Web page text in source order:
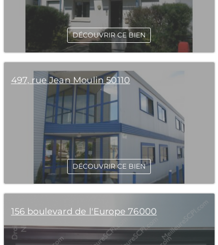
DÉCOUVRIR CE BIEN
497, rue Jean Moulin 50110
DÉCOUVRIR CE BIEN
156 boulevard de l'Europe 76000